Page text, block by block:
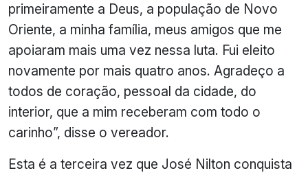
primeiramente a Deus, a população de Novo
Oriente, a minha família, meus amigos que me
apoiaram mais uma vez nessa luta. Fui eleito
novamente por mais quatro anos. Agradeço a
todos de coração, pessoal da cidade, do
interior, que a mim receberam com todo o
carinho”, disse o vereador.
Esta é a terceira vez que José Nilton conquista